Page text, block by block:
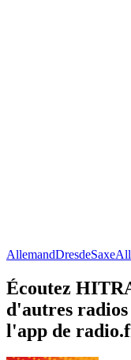
AllemandDresdeSaxe
Écoutez
d'autres
l'app de